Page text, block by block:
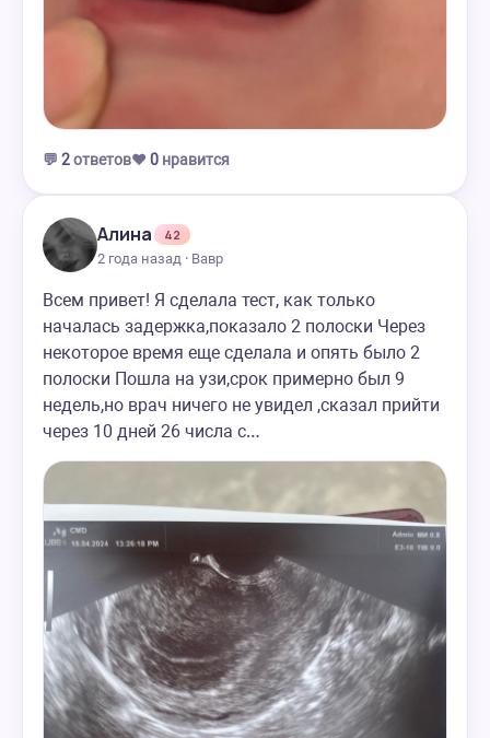
💬 2ответов❤️ 0 нравится
Алина
42
2 года назад · Вавр
Всем привет! Я сделала тест, как только
началась задержка,показало 2 полоски Через
некоторое время еще сделала и опять было 2
полоски Пошла на узи,срок примерно был 9
недель,но врач ничего не увидел ,сказал прийти
через 10 дней 26 числа с…